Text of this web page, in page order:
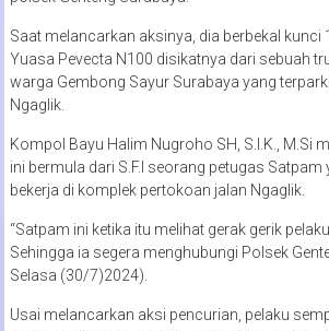
Saat melancarkan aksinya, dia berbekal kunci
Yuasa Pevecta N100 disikatnya dari sebuah
warga Gembong Sayur Surabaya yang
Ngaglik.
Kompol Bayu Halim Nugroho SH, S.I.K., M.Si
ini bermula dari S.F.I seorang petugas Satpam
bekerja di komplek pertokoan jalan Ngaglik.
“Satpam ini ketika itu melihat gerak gerik
Sehingga ia segera menghubungi Polsek
Selasa (30/7)2024).
Usai melancarkan aksi pencurian, pelaku